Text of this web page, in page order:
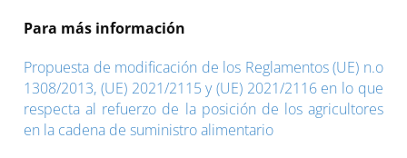
Para más información
Propuesta de modificación de los Reglamentos (UE) n.o
1308/2013, (UE) 2021/2115 y (UE) 2021/2116 en lo que
respecta al refuerzo de la posición de los agricultores
en la cadena de suministro alimentario